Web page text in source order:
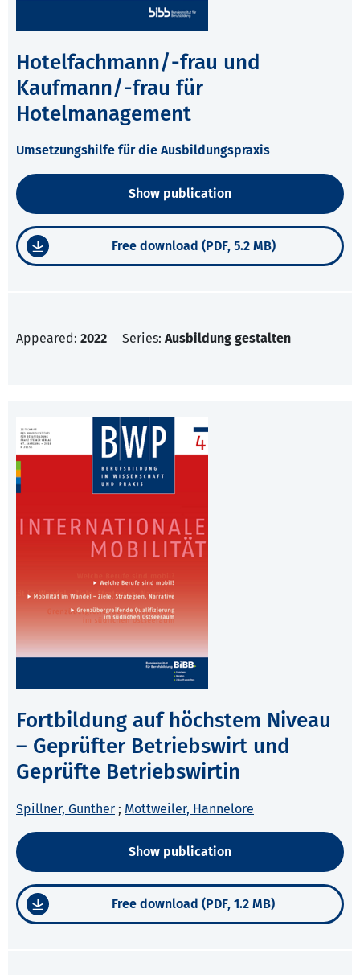
Hotelfachmann/-frau und
Kaufmann/-frau für
Hotelmanagement
Umsetzungshilfe für die Ausbildungspraxis
Show publication
Free download (PDF, 5.2 MB)
Appeared: 2022 Series: Ausbildung gestalten
Fortbildung auf höchstem Niveau
– Geprüfter Betriebswirt und
Geprüfte Betriebswirtin
Spillner, Gunther ; Mottweiler, Hannelore
Show publication
Free download (PDF, 1.2 MB)